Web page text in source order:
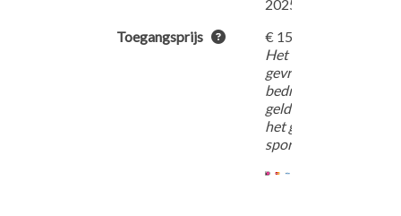
2025
Toegangsprijs
€ 15,00
Het
gevraagde
bedrag
geldt voor
het gehele
sport blok